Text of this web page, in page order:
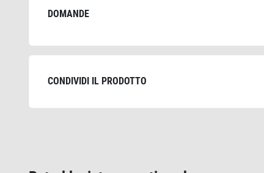
DOMANDE
CONDIVIDI IL PRODOTTO